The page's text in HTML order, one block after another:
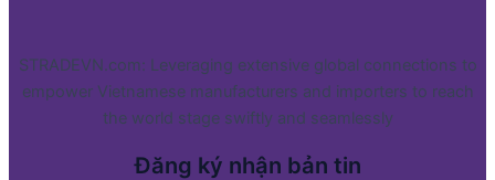
STRADEVN.com: Leveraging extensive global connections to
empower Vietnamese manufacturers and importers to reach
the world stage swiftly and seamlessly
Đăng ký nhận bản tin